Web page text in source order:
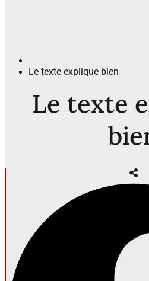
Le texte explique bien
Le texte